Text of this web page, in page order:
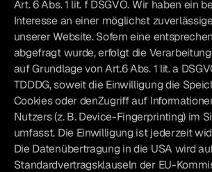
Art. 6 Abs. 1 lit. f DSGVO. Wir haben ein
Interesse an einer möglichst
unserer Website. Sofern eine
abgefragt wurde, erfolgt die
auf Grundlage von Art.6 Abs. 1 lit. a
TDDDG, soweit die Einwilligung die
Cookies oder denZugriff auf
Nutzers (z. B. Device-Fingerprinting) im
umfasst. Die Einwilligung ist jederzeit
Die Datenübertragung in die USA wird
Standardvertragsklauseln der EU-